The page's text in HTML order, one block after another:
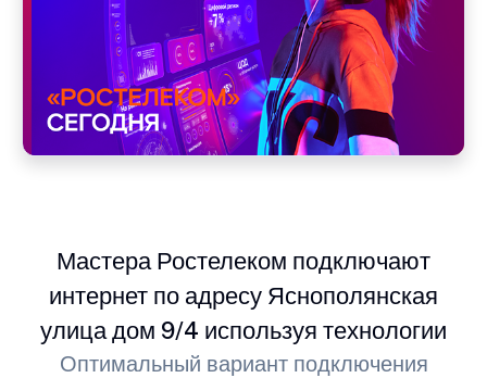
Мастера Ростелеком подключают
интернет по адресу Яснополянская
улица дом 9/4 используя технологии
Оптимальный вариант подключения